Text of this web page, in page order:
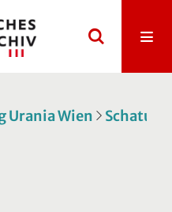
Urania Wien